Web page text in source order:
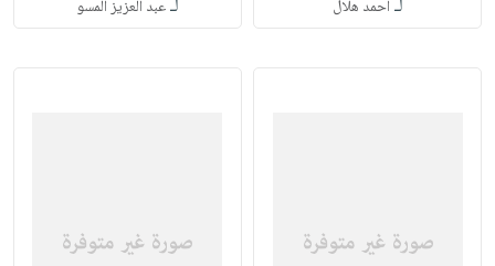
لـ احمد هلال لـعبد العزيز المسو